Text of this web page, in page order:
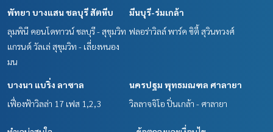
พัทยา บางแสน ชลบุรี สัตหีบ
ลุมพินี คอนโดทาวน์ ชลบุรี - สุขุมวิท
แกรนด์ วัลเล่ สุขุมวิท - เลี่ยงหนอง
มน
มีนบุรี-ร่มเกล้า
ฟลอร่าวิลล์ พาร์ค ซิตี้ สุวินทวงศ์
บางนา แบริ่ง ลาซาล
เฟื่องฟ้าวิลล่า 17 เฟส 1,2,3
นครปฐม พุทธมณฑล ศาลายา
วิลลาจจิโอ ปิ่นเกล้า - ศาลายา